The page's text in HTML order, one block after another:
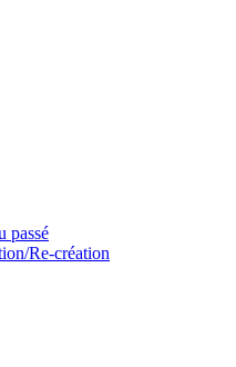
passé
Re-création